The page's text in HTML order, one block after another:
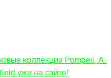
коллекции Pompeii, A-
уже на сайте!